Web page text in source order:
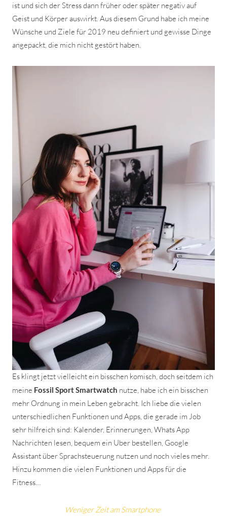
ist und sich der Stress dann früher oder später negativ auf
Geist und Körper auswirkt. Aus diesem Grund habe ich meine
Wünsche und Ziele für 2019 neu definiert und gewisse Dinge
angepackt, die mich nicht gestört haben.
Es klingt jetzt vielleicht ein bisschen komisch, doch seitdem ich
meine Fossil Sport Smartwatch nutze, habe ich ein bisschen
mehr Ordnung in mein Leben gebracht. Ich liebe die vielen
unterschiedlichen Funktionen und Apps, die gerade im Job
sehr hilfreich sind: Kalender, Erinnerungen, Whats App
Nachrichten lesen, bequem ein Uber bestellen, Google
Assistant über Sprachsteuerung nutzen und noch vieles mehr.
Hinzu kommen die vielen Funktionen und Apps für die
Fitness…
Weniger Zeit am Smartphone